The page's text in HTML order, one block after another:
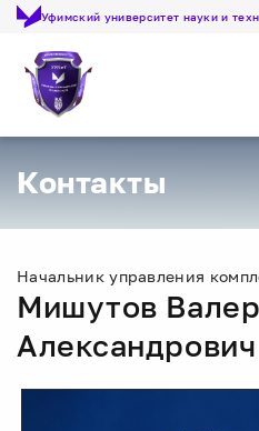
Уфимский университет науки и
Контакты
Начальник управления
Мишутов
Александрович